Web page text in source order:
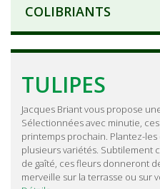
COLIBRIANTS
TULIPES
Jacques Briant vous propose
Sélectionnées avec minutie,
printemps prochain. Plantez-
plusieurs variétés. Subtilement
de gaîté, ces fleurs donneront
merveille sur la terrasse ou sur